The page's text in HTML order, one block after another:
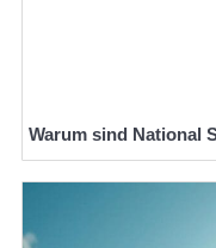
Warum sind National